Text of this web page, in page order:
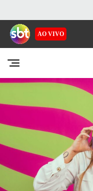
AO VIVO
EMISSORAS
- SISTEMA